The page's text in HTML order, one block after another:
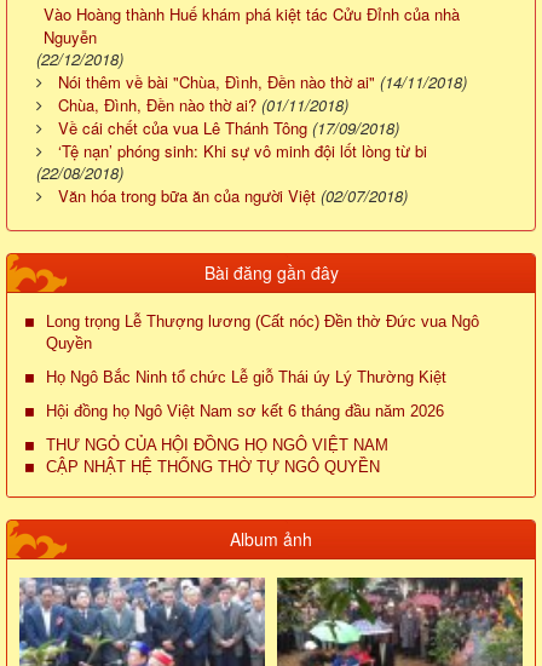
Vào Hoàng thành Huế khám phá kiệt tác Cửu Đỉnh của nhà
Nguyễn
(22/12/2018)
Nói thêm về bài "Chùa, Đình, Đền nào thờ ai" (14/11/2018)
Chùa, Đình, Đền nào thờ ai? (01/11/2018)
Về cái chết của vua Lê Thánh Tông (17/09/2018)
‘Tệ nạn’ phóng sinh: Khi sự vô minh đội lốt lòng từ bi
(22/08/2018)
Văn hóa trong bữa ăn của người Việt (02/07/2018)
Bài đăng gần đây
Long trọng Lễ Thượng lương (Cất nóc) Đền thờ Đức vua Ngô
Quyền
Họ Ngô Bắc Ninh tổ chức Lễ giỗ Thái úy Lý Thường Kiệt
Hội đồng họ Ngô Việt Nam sơ kết 6 tháng đầu năm 2026
THƯ NGỎ CỦA HỘI ĐỒNG HỌ NGÔ VIỆT NAM
CẬP NHẬT HỆ THỐNG THỜ TỰ NGÔ QUYỀN
Album ảnh